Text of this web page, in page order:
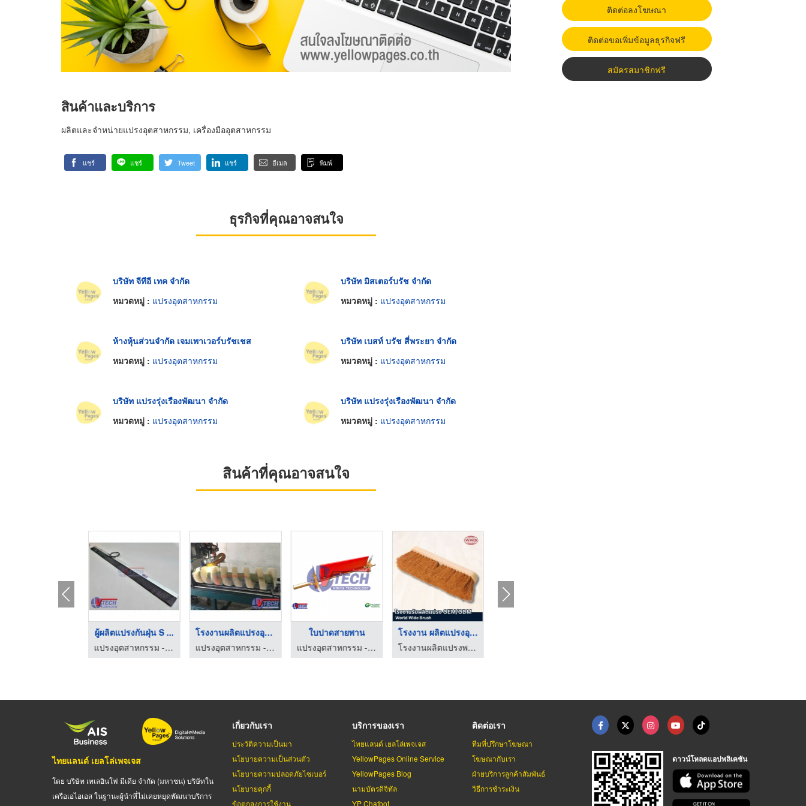
สินค้าและบริการ
ผลิตและจำหน่ายแปรงอุตสาหกรรม, เครื่องมืออุตสาหกรรม
แชร์ แชร์ Tweet แชร์ อีเมล พิมพ์
ธุรกิจที่คุณอาจสนใจ
บริษัท จีทีอี เทค จำกัด
หมวดหมู่ : แปรงอุตสาหกรรม
บริษัท มิสเตอร์บรัช จำกัด
หมวดหมู่ : แปรงอุตสาหกรรม
ห้างหุ้นส่วนจำกัด เจมเพาเวอร์บรัชเชส
หมวดหมู่ : แปรงอุตสาหกรรม
บริษัท เบสท์ บรัช สี่พระยา จำกัด
หมวดหมู่ : แปรงอุตสาหกรรม
บริษัท แปรงรุ่งเรืองพัฒนา จำกัด
หมวดหมู่ : แปรงอุตสาหกรรม
บริษัท แปรงรุ่งเรืองพัฒนา จำกัด
หมวดหมู่ : แปรงอุตสาหกรรม
สินค้าที่คุณอาจสนใจ
ผู้ผลิตแปรงกันฝุ่น S ...
แปรงอุตสาหกรรม - วิริยะเทคโนโลยี
โรงงานผลิตแปรงอุตสาห ...
แปรงอุตสาหกรรม - วิริยะเทคโนโลยี
ใบปาดสายพาน
แปรงอุตสาหกรรม - วิริยะเทคโนโลยี
โรงงาน ผลิตแปรงอุตสา ...
โรงงานผลิตแปรงพลาสติก - เวิลด์ไวด์ บรัช
ติดต่อลงโฆษณา
ติดต่อขอเพิ่มข้อมูลธุรกิจฟรี
สมัครสมาชิกฟรี
ไทยแลนด์ เยลโล่เพจเจส
โดย บริษัท เทเลอินโฟ มีเดีย จำกัด (มหาชน) บริษัทใน
เครือเอไอเอส ในฐานะผู้นำที่ไม่เคยหยุดพัฒนาบริการ
เกี่ยวกับเรา
ประวัติความเป็นมา
นโยบายความเป็นส่วนตัว
นโยบายความปลอดภัยไซเบอร์
นโยบายคุกกี้
ข้อตกลงการใช้งาน
บริการของเรา
ไทยแลนด์ เยลโล่เพจเจส
YellowPages Online Service
YellowPages Blog
นามบัตรดิจิทัล
YP Chatbot
ติดต่อเรา
ทีมที่ปรึกษาโฆษณา
โฆษณากับเรา
ฝ่ายบริการลูกค้าสัมพันธ์
วิธีการชำระเงิน
ดาวน์โหลดแอปพลิเคชัน